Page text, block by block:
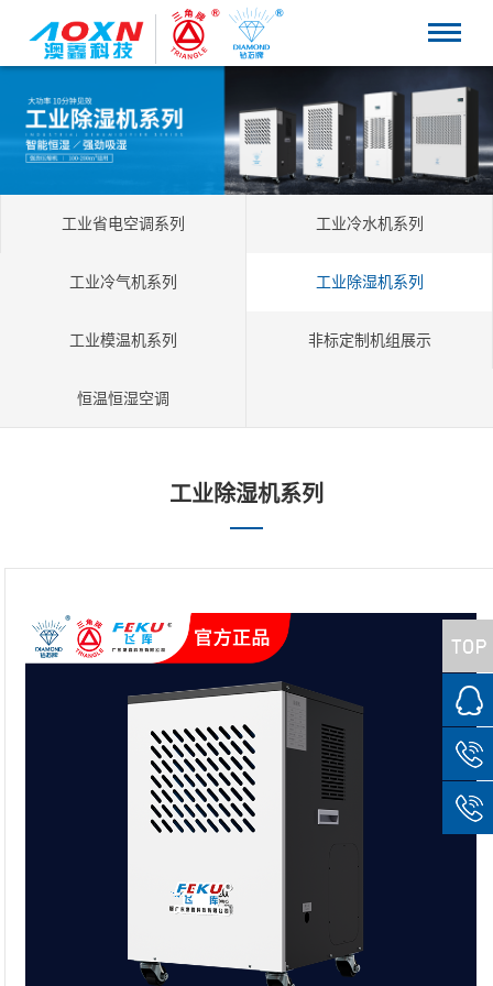
工业省电空调系列 工业冷水机系列
工业冷气机系列 工业除湿机系列
工业模温机系列 非标定制机组展示
恒温恒湿空调
工业除湿机系列